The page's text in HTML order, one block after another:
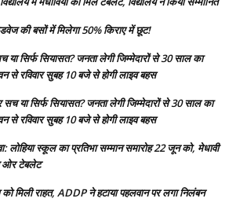
की बसों में मिलेगा 50% किराए में छूट!
या सिर्फ सियासत? जनता लेगी जिम्मेदारों से 30 साल का
से रविवार सुबह 10 बजे से होगी लाइव बहस
सच या सिर्फ सियासत? जनता लेगी जिम्मेदारों से 30 साल का
से रविवार सुबह 10 बजे से होगी लाइव बहस
लोहिया स्कूल का प्रतिभा सम्मान समारोह 22 जून को, मेधावी
ओर टेबलेट
को मिली राहत, ADDP ने हटाया पहलवान पर लगा निलंबन